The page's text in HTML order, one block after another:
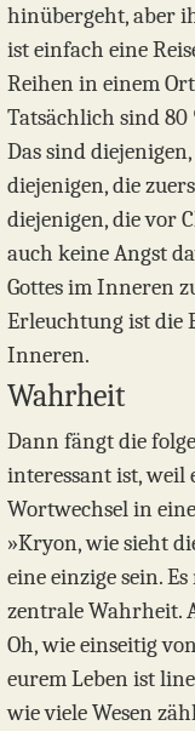
hinübergeht, aber
ist einfach eine
Reihen in einem
Tatsächlich sind 80
Das sind
diejenigen, die
diejenigen, die vor
auch keine Angst
Gottes im Inneren
Erleuchtung ist die
Inneren.
Wahrheit
Dann fängt die
interessant ist, weil
Wortwechsel in
»Kryon, wie sieht
eine einzige sein.
zentrale Wahrheit.
Oh, wie einseitig
eurem Leben ist
wie viele Wesen